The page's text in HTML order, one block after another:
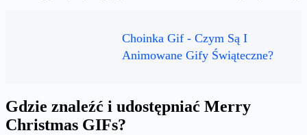
Choinka Gif - Czym Są I
Animowane Gify Świąteczne?
Gdzie znaleźć i udostępniać Merry
Christmas GIFs?